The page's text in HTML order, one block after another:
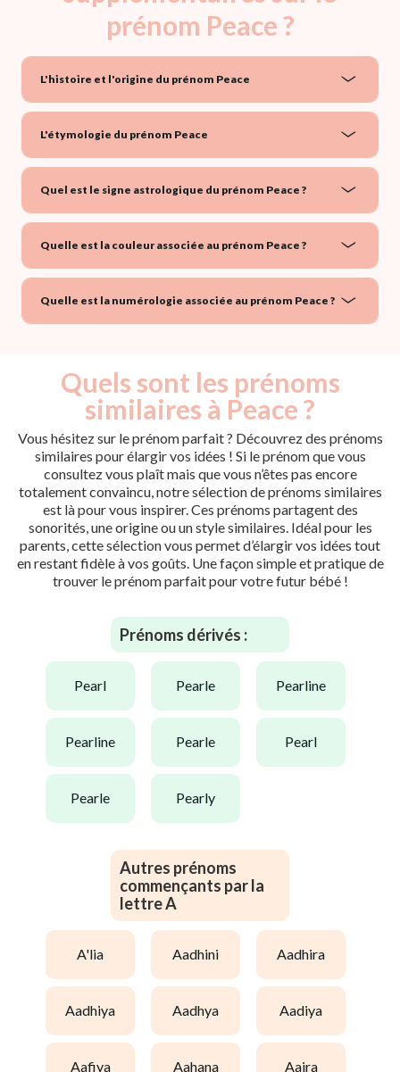
prénom Peace ?
L'histoire et l'origine du prénom Peace
L'étymologie du prénom Peace
Quel est le signe astrologique du prénom Peace ?
Quelle est la couleur associée au prénom Peace ?
Quelle est la numérologie associée au prénom Peace ?
Quels sont les prénoms
similaires à Peace ?
Vous hésitez sur le prénom parfait ? Découvrez des prénoms
similaires pour élargir vos idées ! Si le prénom que vous
consultez vous plaît mais que vous n’êtes pas encore
totalement convaincu, notre sélection de prénoms similaires
est là pour vous inspirer. Ces prénoms partagent des
sonorités, une origine ou un style similaires. Idéal pour les
parents, cette sélection vous permet d’élargir vos idées tout
en restant fidèle à vos goûts. Une façon simple et pratique de
trouver le prénom parfait pour votre futur bébé !
Prénoms dérivés :
pearl pearle pearline
pearline pearle pearl
pearle pearly
Autres prénoms
commençants par la
lettre A
a'lia aadhini aadhira
aadhiya aadhya aadiya
aafiya aahana aaira